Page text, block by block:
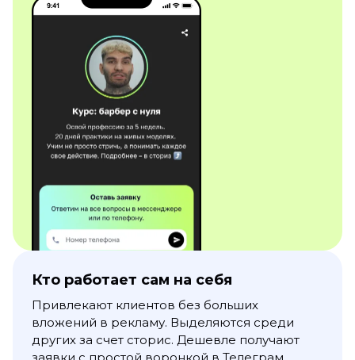
Кто работает сам на себя
Привлекают клиентов без больших
вложений в рекламу. Выделяются среди
других за счет сторис. Дешевле получают